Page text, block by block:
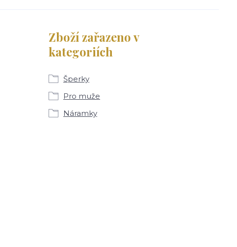
Zboží zařazeno v
kategoriích
Šperky
Pro muže
Náramky